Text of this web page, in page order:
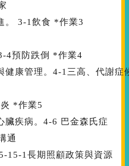
。 3-1飲食 *作業3
4預防跌倒 *作業4
健康管理。4-1三高、代謝症
*作業5
臟疾病。4-6 巴金森氏症
通
15-1長期照顧政策與資源